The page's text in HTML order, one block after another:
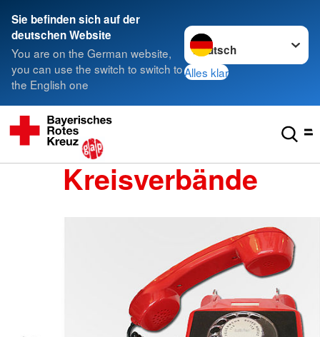
Sie befinden sich auf der
deutschen Website
You are on the German website,
you can use the switch to switch to
the English one
Sprache wechseln zu
Alles klar
Kreisverbände